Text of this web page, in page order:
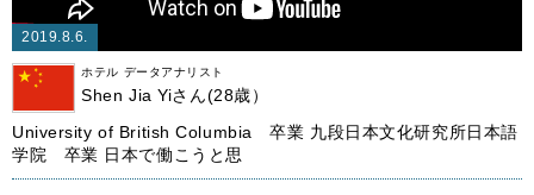
2019.8.6.
ホテル データアナリスト
Shen Jia Yiさん(28歳）
University of British Columbia 卒業 九段日本文化研究所日本語
学院 卒業 日本で働こうと思